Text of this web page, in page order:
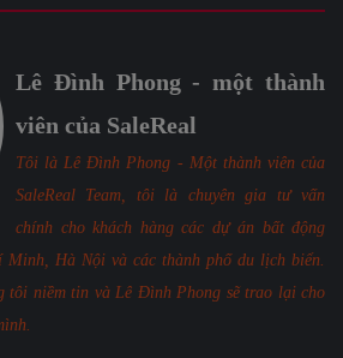
Lê Đình Phong - một thành
viên của SaleReal
Tôi là Lê Đình Phong - Một thành viên của
SaleReal Team, tôi là chuyên gia tư vấn
chính cho khách hàng các dự án bất động
Minh, Hà Nội và các thành phố du lịch biển.
tôi niềm tin và Lê Đình Phong sẽ trao lại cho